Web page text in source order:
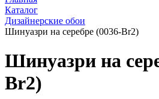
Каталог
Дизайнерские обои
Шинуазри на серебре (0036-Br2)
Шинуазри на
Br2)